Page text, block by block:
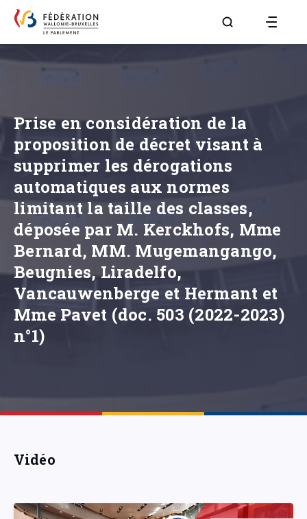
Aller à la page
Prise en considération de la
proposition de décret visant à
supprimer les dérogations
automatiques aux normes
limitant la taille des classes,
déposée par M. Kerckhofs, Mme
Bernard, MM. Mugemangango,
Beugnies, Liradelfo,
Vancauwenberge et Hermant et
Mme Pavet (doc. 503 (2022-2023)
n°1)
Vidéo